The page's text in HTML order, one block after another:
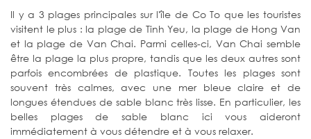
Il y a 3 plages principales sur l'île de Co To que les touristes
visitent le plus : la plage de Tinh Yeu, la plage de Hong Van
et la plage de Van Chai. Parmi celles-ci, Van Chai semble
être la plage la plus propre, tandis que les deux autres sont
parfois encombrées de plastique. Toutes les plages sont
souvent très calmes, avec une mer bleue claire et de
longues étendues de sable blanc très lisse. En particulier, les
belles plages de sable blanc ici vous aideront
immédiatement à vous détendre et à vous relaxer.